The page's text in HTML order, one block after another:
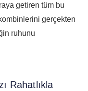
getiren tüm bu
gerçekten
ruhunu
Rahatlıkla